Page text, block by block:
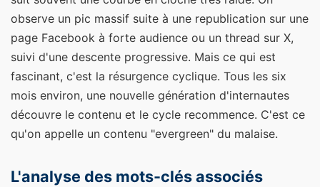
observe un pic massif suite à une republication sur une
page Facebook à forte audience ou un thread sur X,
suivi d'une descente progressive. Mais ce qui est
fascinant, c'est la résurgence cyclique. Tous les six
mois environ, une nouvelle génération d'internautes
découvre le contenu et le cycle recommence. C'est ce
qu'on appelle un contenu "evergreen" du malaise.
L'analyse des mots-clés associés